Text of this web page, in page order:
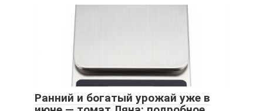
Ранний и богатый урожай уже в